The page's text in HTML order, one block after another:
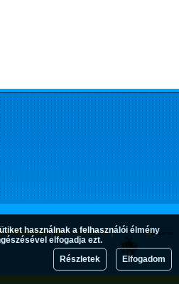
Impresszum
feltételek
használnak a felhasználói élmény
elfogadja ezt.
Részletek
Elfogadom